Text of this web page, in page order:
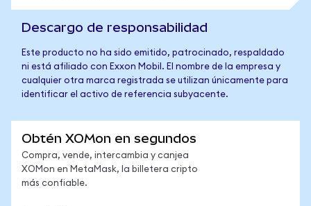
Descargo de responsabilidad
Este producto no ha sido emitido, patrocinado, respaldado
ni está afiliado con Exxon Mobil. El nombre de la empresa y
cualquier otra marca registrada se utilizan únicamente para
identificar el activo de referencia subyacente.
Obtén XOMon en segundos
Compra, vende, intercambia y canjea
XOMon en MetaMask, la billetera cripto
más confiable.